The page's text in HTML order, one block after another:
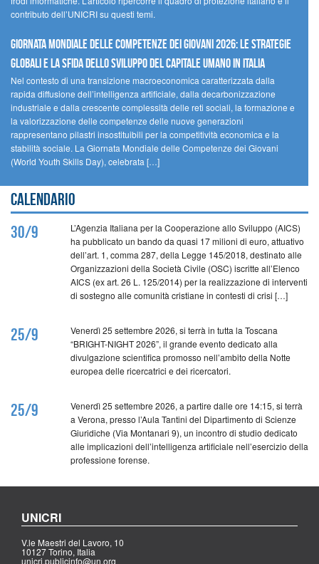
contributo dell’UNICRI su questi temi.
GIORNATA MONDIALE DELLE COMPETENZE DEI GIOVANI 2026: LE STRATEGIE
GLOBALI E LA SFIDA DELLO SVILUPPO DEL CAPITALE UMANO IN ITALIA
Nel contesto di una transizione macroeconomica caratterizzata dalla
rapida diffusione dell’intelligenza artificiale, dalla decarbonizzazione
industriale e dalla crescente complessità delle reti sociali, la formazione e
la valorizzazione delle competenze delle nuove generazioni
rappresentano pilastri insostituibili per la competitività economica e la
stabilità sociale. La Giornata Mondiale delle Competenze dei Giovani
(World Youth Skills Day), celebrata […]
Calendario
30/9
L’Agenzia Italiana per la Cooperazione allo Sviluppo (AICS)
ha pubblicato un bando da quasi 17 milioni di euro, attuativo
dell’art. 1, comma 287, della Legge 145/2018, destinato alle
Organizzazioni della Società Civile (OSC) iscritte all’Elenco
AICS (ex art. 26 L. 125/2014) per la realizzazione di interventi
di sostegno alle comunità cristiane in contesti di crisi […]
25/9
Venerdì 25 settembre 2026, si terrà in tutta la Toscana
“BRIGHT-NIGHT 2026”, il grande evento dedicato alla
divulgazione scientifica promosso nell’ambito della Notte
europea delle ricercatrici e dei ricercatori.
25/9
Venerdì 25 settembre 2026, a partire dalle ore 14:15, si terrà
a Verona, presso l’Aula Tantini del Dipartimento di Scienze
Giuridiche (Via Montanari 9), un incontro di studio dedicato
alle implicazioni dell’intelligenza artificiale nell’esercizio della
professione forense.
UNICRI
V.le Maestri del Lavoro, 10
10127 Torino, Italia
unicri.publicinfo@un.org